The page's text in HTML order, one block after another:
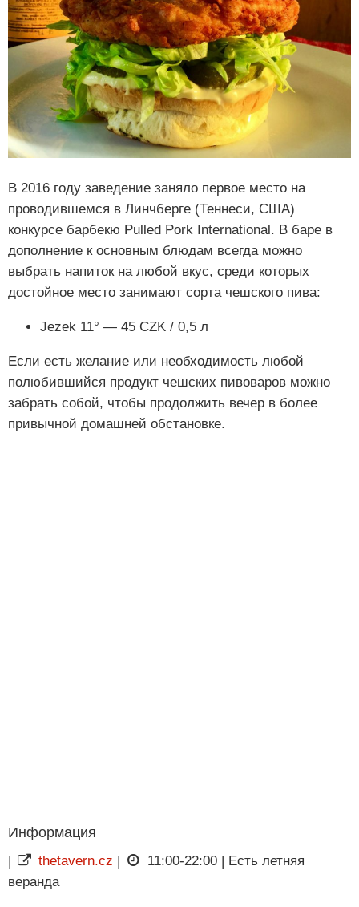
В 2016 году заведение заняло первое место на
проводившемся в Линчберге (Теннеси, США)
конкурсе барбекю Pulled Pork International. В баре в
дополнение к основным блюдам всегда можно
выбрать напиток на любой вкус, среди которых
достойное место занимают сорта чешского пива:
Jezek 11° — 45 CZK / 0,5 л
Если есть желание или необходимость любой
полюбившийся продукт чешских пивоваров можно
забрать собой, чтобы продолжить вечер в более
привычной домашней обстановке.
Информация
| thetavern.cz |
11:00-22:00 | Есть летняя
веранда